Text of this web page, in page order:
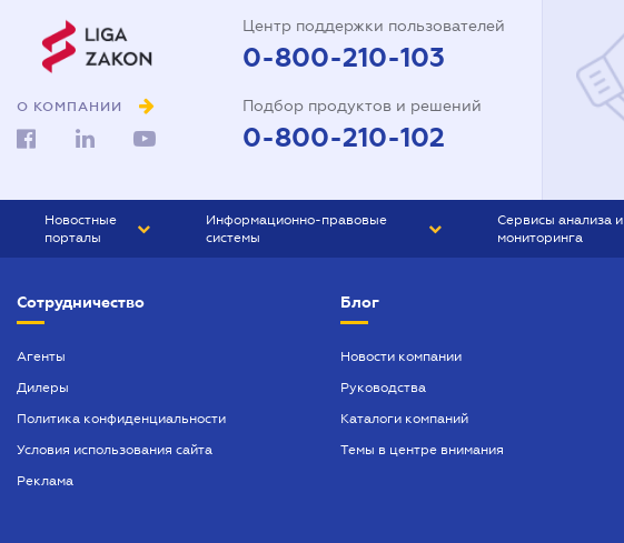
О КОМПАНИИ
Центр поддержки пользователей
0-800-210-103
Подбор продуктов и решений
0-800-210-102
Новостные
порталы
БИЗНЕС
Информационно-правовые
системы
БУХГАЛТЕР ПРОФ
ЮРИСТ ПРОФ
Сервисы анализа и
мониторинга
Сотрудничество
Агенты
Дилеры
Политика конфиденциальности
Условия использования сайта
Реклама
Блог
Новости компании
Руководства
Каталоги компаний
Темы в центре внимания